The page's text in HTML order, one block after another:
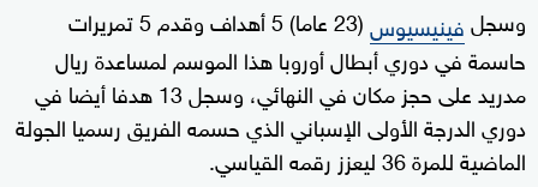
وسجلفينيسيوس
(23 عاما) 5 أهداف وقدم 5 تمريرات
حاسمة في دوري أبطال أوروبا هذا الموسم لمساعدة ريال
مدريد على حجز مكان في النهائي، وسجل 13 هدفا أيضا في
دوري الدرجة الأولى الإسباني الذي حسمه الفريق رسميا الجولة
الماضية للمرة 36 ليعزز رقمه القياسي.